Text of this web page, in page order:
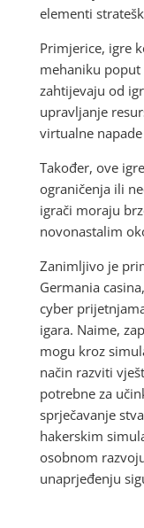
elementi
Primjerice, igre
mehaniku poput
zahtijevaju od
upravljanje
virtualne
Također, ove
ograničenja ili
igrači moraju
novonastalim
Zanimljivo je
Germania
cyber
igara. Naime,
mogu kroz
način razviti
potrebne za
sprječavanje
hakerskim
osobnom
unaprjeđenju